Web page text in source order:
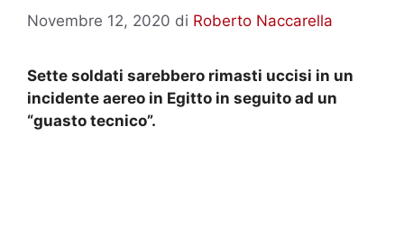
Novembre 12, 2020 di Roberto Naccarella
Sette soldati sarebbero rimasti uccisi in un
incidente aereo in Egitto in seguito ad un
“guasto tecnico”.